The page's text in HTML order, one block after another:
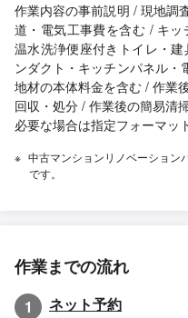
作業内容の事前説明 / 現地調
道・電気工事費を含む / キッ
温水洗浄便座付きトイレ・
ンダクト・キッチンパネル
地材の本体料金を含む / 作業
回収・処分 / 作業後の簡易清
必要な場合は指定フォーマッ
中古マンションリノベーション
です。
作業までの流れ
1 ネット予約